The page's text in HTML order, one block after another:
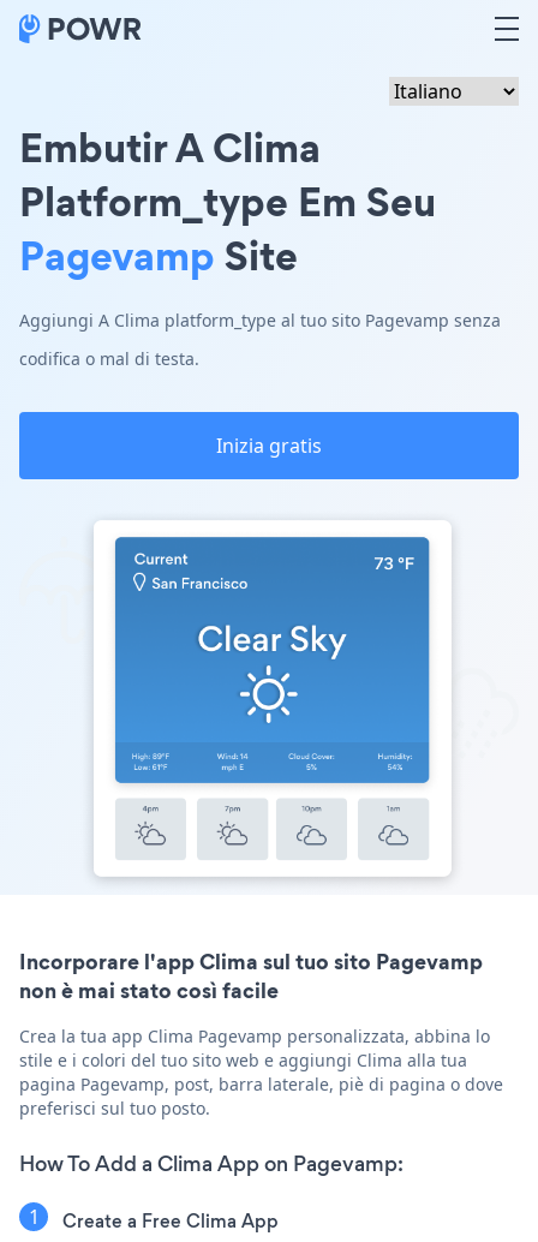
Embutir A Clima
Platform_type Em Seu
PagevampSite
Aggiungi A Clima platform_type al tuo sito Pagevamp senza
codifica o mal di testa.
Inizia gratis
Incorporare l'app Clima sul tuo sito Pagevamp
non è mai stato così facile
Crea la tua app Clima Pagevamp personalizzata, abbina lo
stile e i colori del tuo sito web e aggiungi Clima alla tua
pagina Pagevamp, post, barra laterale, piè di pagina o dove
preferisci sul tuo posto.
How To Add a Clima App on Pagevamp:
Create a Free Clima App